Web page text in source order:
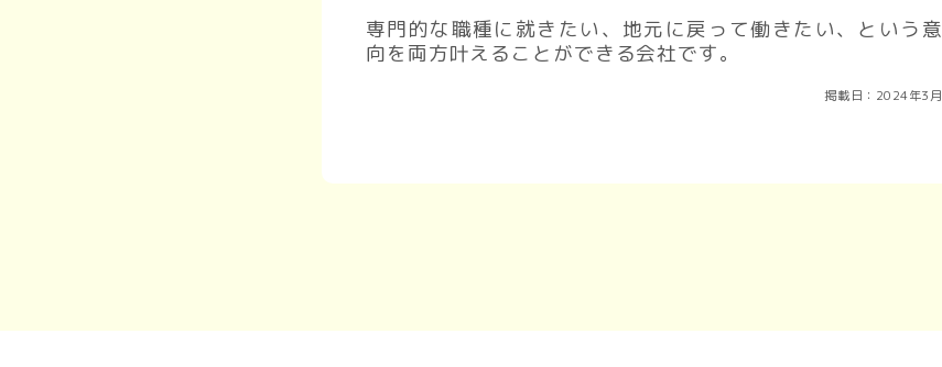
専門的な職種に就きたい、地元に戻って働きたい、という意
向を両方叶えることができる会社です。
掲載日：2024年3月